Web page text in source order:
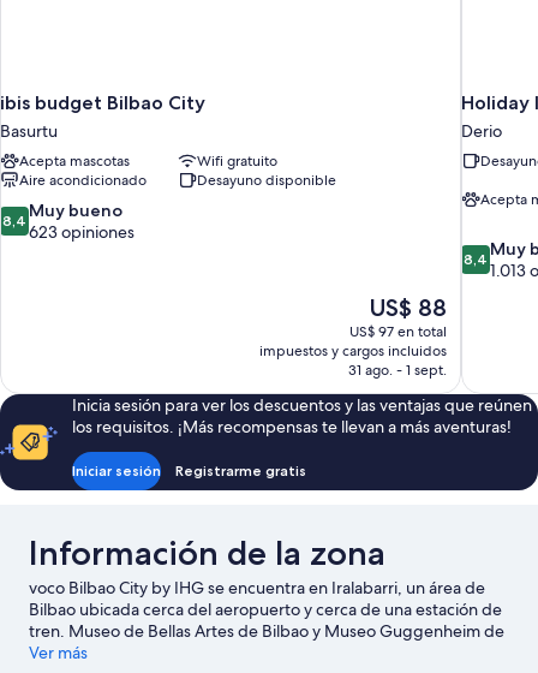
ibis budget Bilbao City
Basurtu
Acepta mascotas
Wifi gratuito
Aire acondicionado
Desayuno disponible
8.4
de
8,4 Muy bueno
623 opiniones
El
precio
actual
es
de
US$ 88
US$ 88
US$ 97 en total
impuestos y cargos incluidos
31 ago. - 1 sept.
Holiday
Derio
Acepta
8.4
de
opiniones
8,4 Muy
1.013
Inicia sesión para ver los descuentos y las ventajas que reúnen
los requisitos. ¡Más recompensas te llevan a más aventuras!
Iniciar sesión Registrarme gratis
Información de la zona
voco Bilbao City by IHG se encuentra en Iralabarri, un área de
Bilbao ubicada cerca del aeropuerto y cerca de una estación de
tren. Museo de Bellas Artes de Bilbao y Museo Guggenheim de
Bilbao son lugares culturales destacados, y algunos de los
Ver más